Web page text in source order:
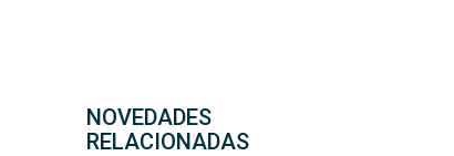
NOVEDADES
RELACIONADAS